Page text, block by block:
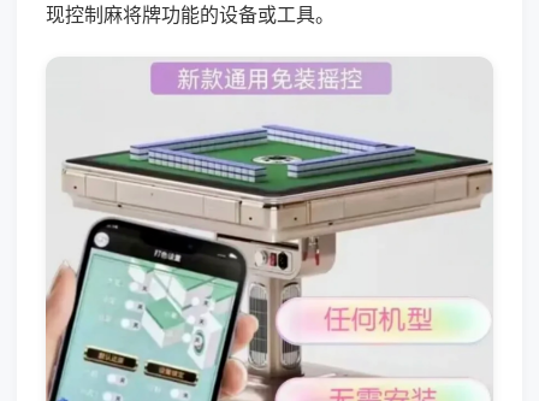
现控制麻将牌功能的设备或工具。